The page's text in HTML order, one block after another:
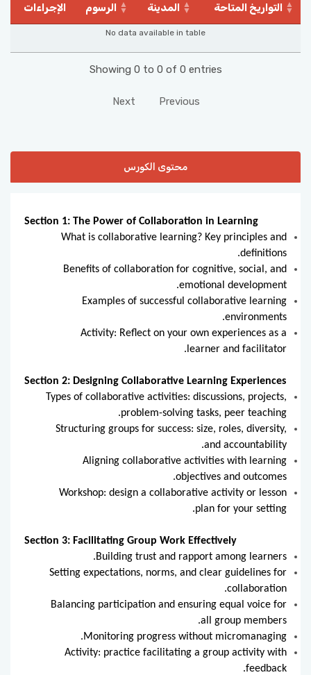
التواريخ المتاحة المدينة الرسوم الإجراءات
No data available in table
Showing 0 to 0 of 0 entries
Previous
Next
محتوى الكورس
Section 1: The Power of Collaboration in Learning
What is collaborative learning? Key principles and
definitions.
Benefits of collaboration for cognitive, social, and
emotional development.
Examples of successful collaborative learning
environments.
Activity: Reflect on your own experiences as a
learner and facilitator.
Section 2: Designing Collaborative Learning Experiences
Types of collaborative activities: discussions, projects,
problem-solving tasks, peer teaching.
Structuring groups for success: size, roles, diversity,
and accountability.
Aligning collaborative activities with learning
objectives and outcomes.
Workshop: design a collaborative activity or lesson
plan for your setting.
Section 3: Facilitating Group Work Effectively
Building trust and rapport among learners.
Setting expectations, norms, and clear guidelines for
collaboration.
Balancing participation and ensuring equal voice for
all group members.
Monitoring progress without micromanaging.
Activity: practice facilitating a group activity with
feedback.